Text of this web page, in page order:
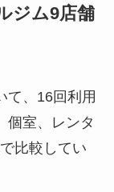
ジム9店舗
て、16回利用
個室、レンタ
比較してい